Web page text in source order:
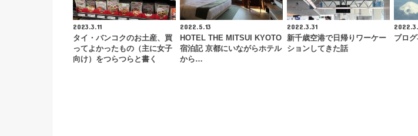
2023.3.11
タイ・バンコクのお土産、買
ってよかったもの（主に女子
向け）をつらつらと書く
2022.5.13
HOTEL THE MITSUI KYOTO
宿泊記 京都にいながらホテル
から…
2022.3.31
新千歳空港で日帰りワーケー
ションしてきた話
ブロ